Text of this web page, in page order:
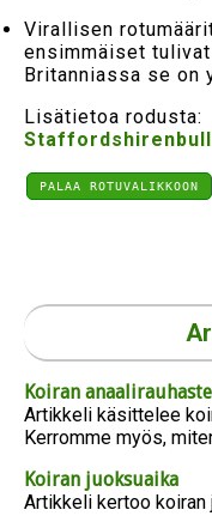
Virallisen
ensimmäiset
Britanniassa se on
Lisätietoa rodusta:
PALAA ROTUVALIKKOON
Koiran
Artikkeli käsittelee
Kerromme myös,
Koiran juoksuaika
Artikkeli kertoo koiran